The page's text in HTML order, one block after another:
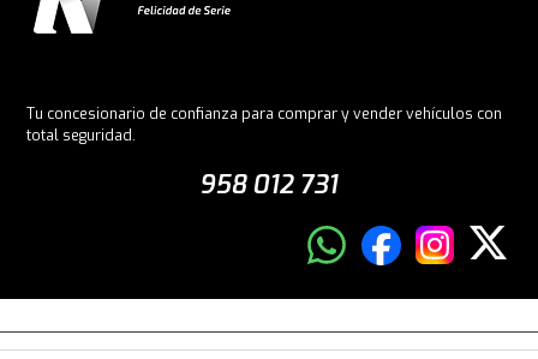
Tu concesionario de confianza para comprar y vender vehículos con
total seguridad.
958 012 731